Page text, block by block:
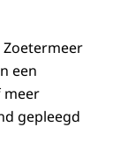
Zoetermeer
een
meer
gepleegd